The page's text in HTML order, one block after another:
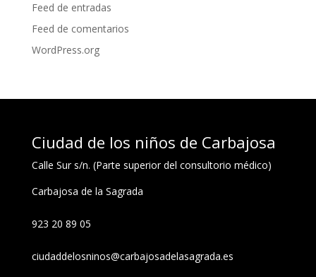
Feed de entradas
Feed de comentarios
WordPress.org
Ciudad de los niños de Carbajosa
Calle Sur s/n. (Parte superior del consultorio médico)
Carbajosa de la Sagrada
923 20 89 05
ciudaddelosninos@carbajosadelasagrada.es